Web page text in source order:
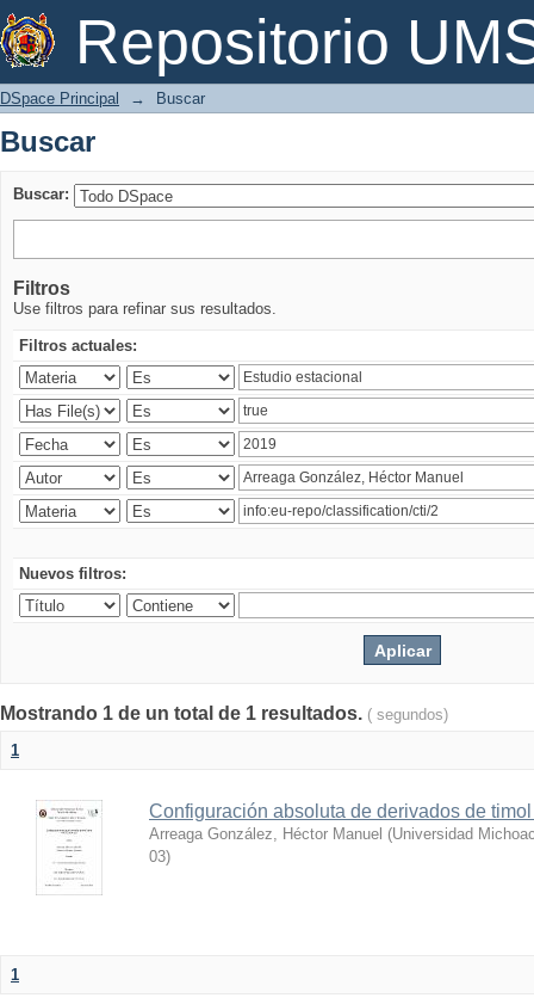
Repositorio
Buscar
DSpace Principal → Buscar
Buscar
Buscar:
Filtros
Use filtros para refinar sus resultados.
Filtros actuales:
Nuevos filtros:
Mostrando 1 de un total de 1 resultados. ( segundos)
1
Configuración absoluta de derivados de
Arreaga González, Héctor Manuel (Universidad
03)
1